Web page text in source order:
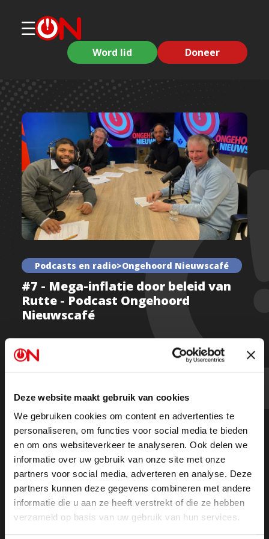
Deze website maakt gebruik van cookies
We gebruiken cookies om content en advertenties te
personaliseren, om functies voor social media te bieden
en om ons websiteverkeer te analyseren. Ook delen we
informatie over uw gebruik van onze site met onze
partners voor social media, adverteren en analyse. Deze
partners kunnen deze gegevens combineren met andere
informatie die u aan ze heeft verstrekt of die ze hebben
verzameld op basis van uw gebruik van hun services.
Word lid Doneer
Podcasts en radio>Ongehoord Nieuwscafé
#7 - Mega-inflatie door beleid van
Rutte - Podcast Ongehoord
Nieuwscafé
Nieuwscafé maken de economen Wouter Roorda en
Robert Valentine korte metten met het misverstand
dat de snel stijgende prijzen uit de lucht komen vallen.
“Ze zijn het gevolg van doelbewust regeringsbeleid.”
Columnist Arthur van Amerongen neemt het
slotwoord voor zijn rekening.
Presentatie: Roelof Bouwman en Yernaz
Ramautarsing